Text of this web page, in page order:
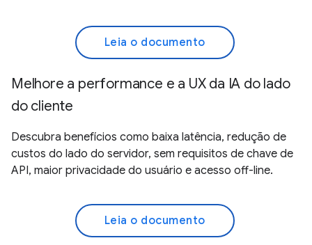
Leia o documento
Melhore a performance e a UX da IA do lado
do cliente
Descubra benefícios como baixa latência, redução de
custos do lado do servidor, sem requisitos de chave de
API, maior privacidade do usuário e acesso off-line.
Leia o documento